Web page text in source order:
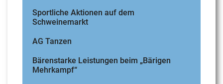
Sportliche Aktionen auf dem
Schweinemarkt
AG Tanzen
Bärenstarke Leistungen beim „Bärigen
Mehrkampf“